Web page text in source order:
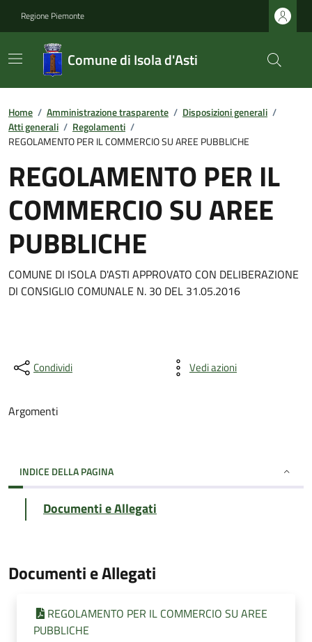
Regione Piemonte
Comune di Isola d'Asti
Home / Amministrazione trasparente / Disposizioni generali /
Atti generali / Regolamenti /
REGOLAMENTO PER IL COMMERCIO SU AREE PUBBLICHE
REGOLAMENTO PER IL
COMMERCIO SU AREE
PUBBLICHE
COMUNE DI ISOLA D'ASTI APPROVATO CON DELIBERAZIONE
DI CONSIGLIO COMUNALE N. 30 DEL 31.05.2016
Condividi Vedi azioni
Argomenti
INDICE DELLA PAGINA
Documenti e Allegati
Documenti e Allegati
REGOLAMENTO PER IL COMMERCIO SU AREE
PUBBLICHE